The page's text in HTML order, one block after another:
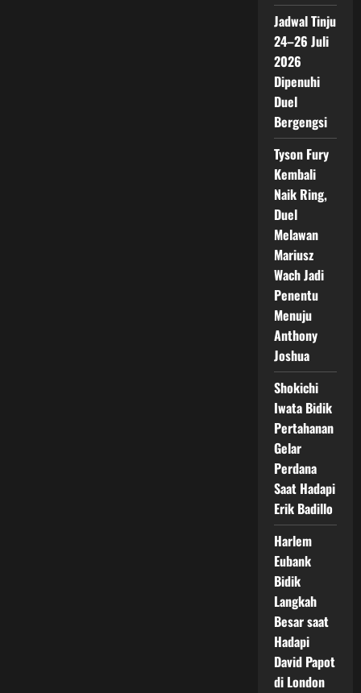
Jadwal Tinju
24–26 Juli
2026
Dipenuhi
Duel
Bergengsi
Tyson Fury
Kembali
Naik Ring,
Duel
Melawan
Mariusz
Wach Jadi
Penentu
Menuju
Anthony
Joshua
Shokichi
Iwata Bidik
Pertahanan
Gelar
Perdana
Saat Hadapi
Erik Badillo
Harlem
Eubank
Bidik
Langkah
Besar saat
Hadapi
David Papot
di London